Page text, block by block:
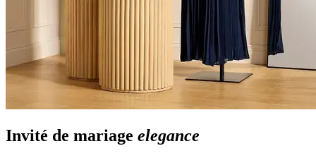
Invité de mariage elegance